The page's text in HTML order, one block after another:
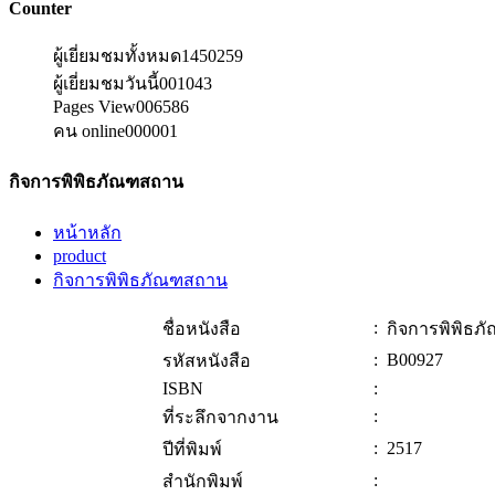
Counter
ผู้เยี่ยมชมทั้งหมด1450259
ผู้เยี่ยมชมวันนี้001043
Pages View006586
คน online000001
กิจการพิพิธภัณฑสถาน
หน้าหลัก
product
กิจการพิพิธภัณฑสถาน
ชื่อหนังสือ : กิจการพิพิธ
รหัสหนังสือ
: B00927
ISBN
:
ที่ระลึกจากงาน
:
ปีที่พิมพ์
: 2517
สำนักพิมพ์
: